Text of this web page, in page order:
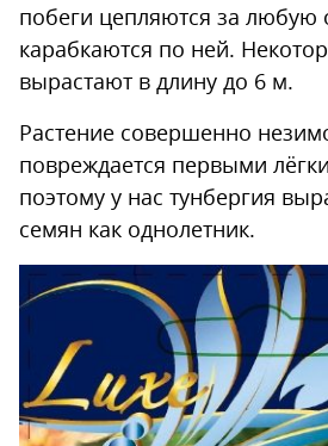
побеги цепляются за любую
карабкаются по ней.
вырастают в длину до 6 м.
Растение совершенно
повреждается первыми
поэтому у нас тунбергия
семян как однолетник.